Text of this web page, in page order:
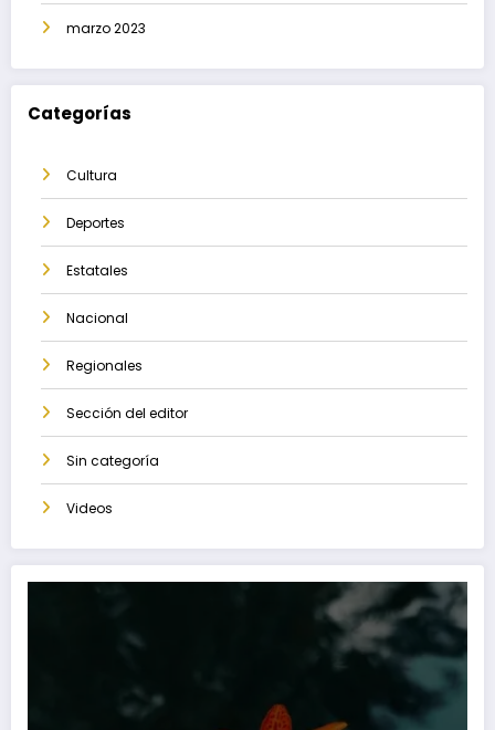
marzo 2023
Categorías
Cultura
Deportes
Estatales
Nacional
Regionales
Sección del editor
Sin categoría
Videos